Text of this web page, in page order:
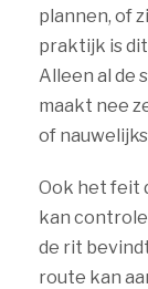
plannen, of
praktijk is
Alleen al de
maakt nee
of
Ook het feit
kan
de rit
route kan